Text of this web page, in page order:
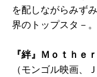
を配しながらみず
界のトップスタ－。
『絆』Ｍｏｔｈｅｒ
（モンゴル映画、